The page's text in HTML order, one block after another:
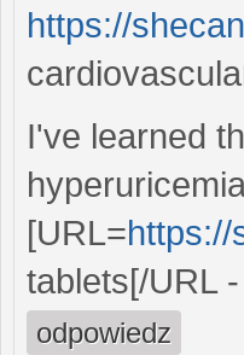
https://
I've learned
[URL=https://
tablets[/URL -
odpowiedz